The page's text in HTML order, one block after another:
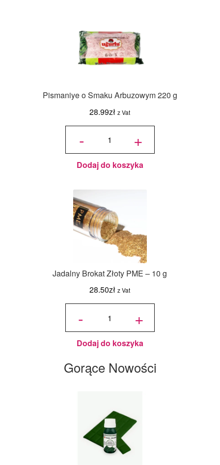
Pismaniye o Smaku Arbuzowym 220 g
28.99zł z Vat
-
ilość
Arbuzowym
220 g +
Dodaj do koszyka
Jadalny Brokat Złoty PME – 10 g
28.50zł z Vat
-
ilość
Złoty
PME -
10 g +
Dodaj do koszyka
Gorące Nowości